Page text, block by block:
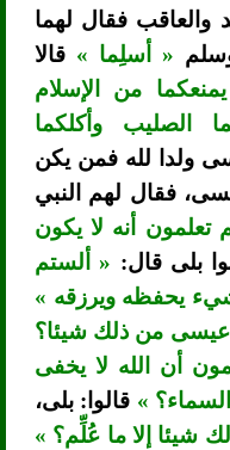
والعاقب فقال لهما
« أسلِما » قالا
من الإسلام
الصليب وأكلكما
ولدا لله فمن يكن
فقال لهم النبي
تعلمون أنه لا يكون
بلى قال: « ألستم
يحفظه ويرزقه »
من ذلك شيئا؟
أن الله لا يخفى
» قالوا: بلى،
شيئا إلا ما عُلِّم؟ »